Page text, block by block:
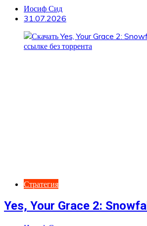
Иосиф Сид
31.07.2026
Стратегия
Yes, Your Grace 2: Snowfall